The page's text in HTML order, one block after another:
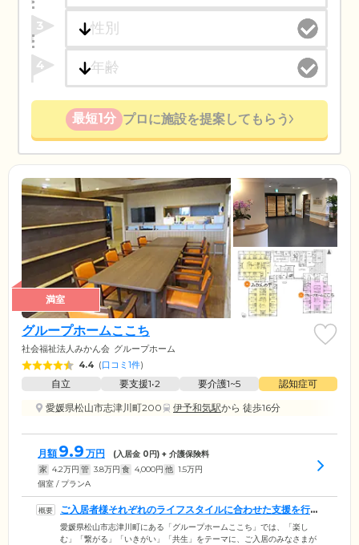
3
4
最短1分 プロに施設を提案してもらう
満室
グループホームここち
社会福祉法人みかん会 グループホーム
4.4 (口コミ1件)
自立 要支援1•2 要介護1~5
認知症可
愛媛県松山市志津川町200
伊予和気駅から 徒歩16分
月額 9.9 万円 (入居金 0円) + 介護保険料
家 4.2万円 管 3.8万円 食 4,000円 他 1.5万円
個室 / プランA
ご入居者様それぞれのライフスタイルに合わせた支援を行い
ます
愛媛県松山市志津川町にある「グループホームここち」では、「楽し
む」「繋がる」「いきがい」「共生」をテーマに、ご入居のみなさまが